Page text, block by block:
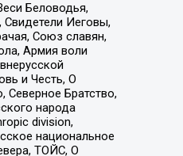
Беловодья,
Иеговы,
Союз славян,
Армия воли
и Честь, О
Северное Братство,
народа
division,
национальное
ТОЙС, О